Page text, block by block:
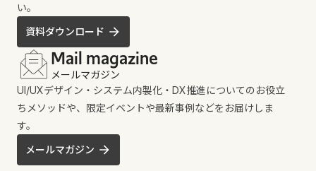
い。
資料ダウンロード
Mail magazine
メールマガジン
UI/UXデザイン・システム内製化・DX推進についてのお役立
ちメソッドや、限定イベントや最新事例などをお届けしま
す。
メールマガジン